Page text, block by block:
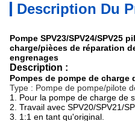
Description Du
Pompe SPV23/SPV24/SPV25
charge/pièces de réparation
engrenages
Description :
Pompes de pompe de charge
Type : Pompe de pompe/pilote
1. Pour la pompe de charge de
2. Travail avec SPV20/SPV21/
3. 1:1 en tant qu'original.